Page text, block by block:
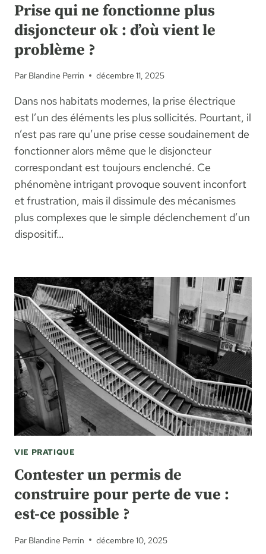
Prise qui ne fonctionne plus
disjoncteur ok : d’où vient le
problème ?
Par Blandine Perrin décembre 11, 2025
Dans nos habitats modernes, la prise électrique
est l’un des éléments les plus sollicités. Pourtant, il
n’est pas rare qu’une prise cesse soudainement de
fonctionner alors même que le disjoncteur
correspondant est toujours enclenché. Ce
phénomène intrigant provoque souvent inconfort
et frustration, mais il dissimule des mécanismes
plus complexes que le simple déclenchement d’un
dispositif…
VIE PRATIQUE
Contester un permis de
construire pour perte de vue :
est-ce possible ?
Par Blandine Perrin décembre 10, 2025